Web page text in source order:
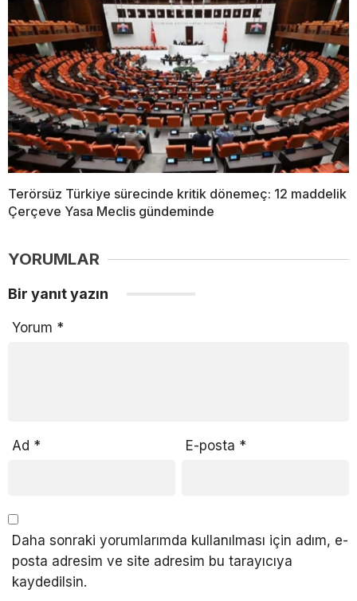
Terörsüz Türkiye sürecinde kritik dönemeç: 12 maddelik
Çerçeve Yasa Meclis gündeminde
YORUMLAR
Bir yanıt yazın
Yorum *
Ad * E-posta *
Daha sonraki yorumlarımda kullanılması için adım, e-
posta adresim ve site adresim bu tarayıcıya
kaydedilsin.